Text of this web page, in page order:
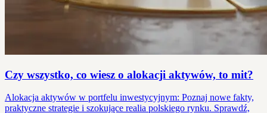
Czy wszystko, co wiesz o alokacji aktywów, to mit?
Alokacja aktywów w portfelu inwestycyjnym: Poznaj nowe fakty,
praktyczne strategie i szokujące realia polskiego rynku. Sprawdź,